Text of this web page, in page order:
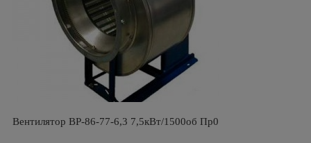
Вентилятор ВР-86-77-6,3 7,5кВт/1500об Пр0